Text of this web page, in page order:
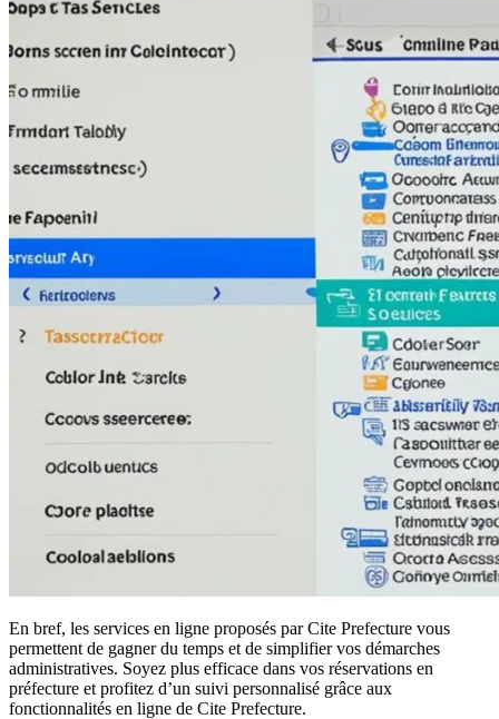
En bref, les services en ligne proposés par Cite Prefecture vous
permettent de gagner du temps et de simplifier vos démarches
administratives. Soyez plus efficace dans vos réservations en
préfecture et profitez d’un suivi personnalisé grâce aux
fonctionnalités en ligne de Cite Prefecture.